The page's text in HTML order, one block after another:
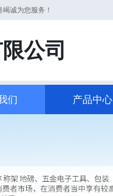
诚为您服务！
公司
们 产品中心